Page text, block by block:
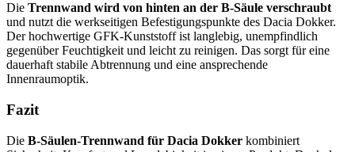
Die Trennwand wird von hinten an der B-Säule verschraubt
und nutzt die werkseitigen Befestigungspunkte des Dacia Dokker.
Der hochwertige GFK-Kunststoff ist langlebig, unempfindlich
gegenüber Feuchtigkeit und leicht zu reinigen. Das sorgt für eine
dauerhaft stabile Abtrennung und eine ansprechende
Innenraumoptik.
Fazit
Die B-Säulen-Trennwand für Dacia Dokker kombiniert